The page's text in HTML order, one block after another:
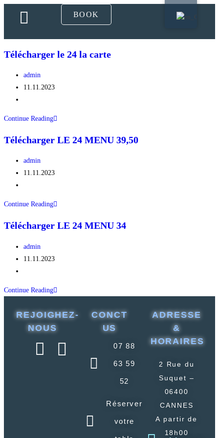
BOOK
Télécharger le 24 la carte
admin
11.11.2023
Continue Reading
Télécharger LE 24 MENU 39,50
admin
11.11.2023
Continue Reading
Télécharger LE 24 MENU 34
admin
11.11.2023
Continue Reading
REJOIGHEZ-
NOUS
CONCT
US
07 88
63 59
52
Réserver
votre
ADRESSE
&
HORAIRES
2 Rue du
Suquet –
06400
CANNES
A partir de
18h00